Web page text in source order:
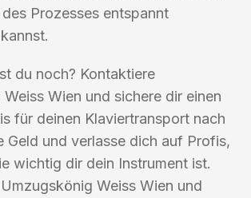
Prozesses entspannt
du noch? Kontaktiere
Wien und sichere dir einen
für deinen Klaviertransport nach
Geld und verlasse dich auf Profis,
wichtig dir dein Instrument ist.
Weiss Wien und